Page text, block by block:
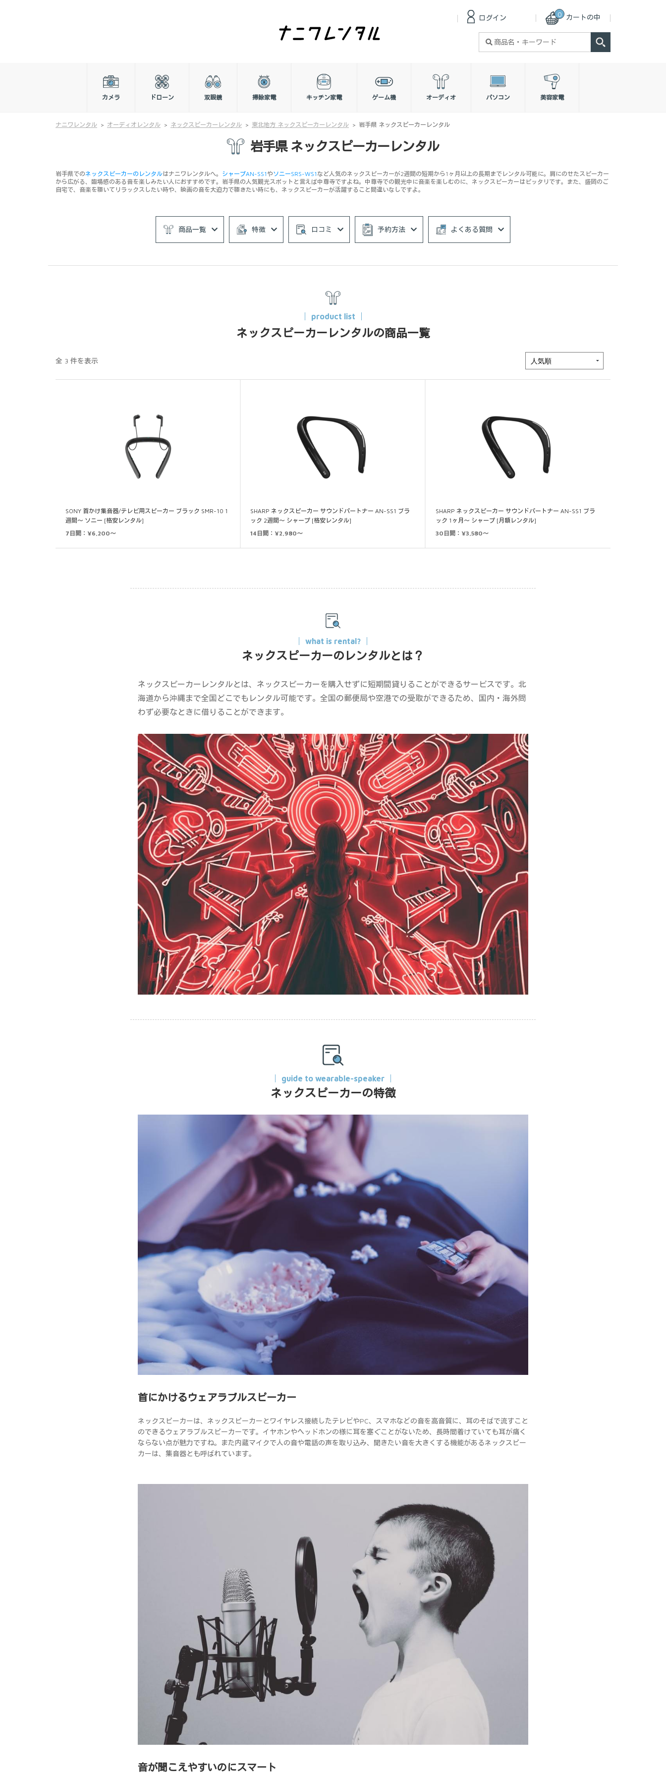
カートの中
0
ログイン
カメラ ドローン 双眼鏡 掃除家電 キッチン家電 ゲーム機 オーディオ パソコン 美容家電
ナニワレンタル オーディオレンタル ネックスピーカーレンタル 東北地方 ネックスピーカーレンタル 岩手県 ネックスピーカーレンタル
岩手県 ネックスピーカーレンタル
岩手県でのネックスピーカーのレンタルはナニワレンタルへ。 シャープAN-SS1やソニーSRS-WS1 など人気のネックスピーカーが2週間の短期から1ヶ月以上の長期までレンタル可能に。肩にのせたスピーカー
から広がる、臨場感のある音を楽しみたい人におすすめです。岩手県の人気観光スポットと言えば中尊寺ですよね。中尊寺での観光中に音楽を楽しむのに、ネックスピーカーはピッタリです。また、盛岡のご
自宅で、音楽を聴いてリラックスしたい時や、映画の音を大迫力で聴きたい時にも、ネックスピーカーが活躍すること間違いなしですよ。
商品一覧 特徴 口コミ 予約方法 よくある質問
product list
ネックスピーカーレンタルの商品一覧
全 3 件を表示
SONY 首かけ集音器/テレビ用スピーカー ブラック SMR-10 1
週間～ ソニー [格安レンタル]
7日間：¥6,200～
SHARP ネックスピーカー サウンドパートナー AN-SS1 ブラ
ック 2週間～ シャープ [格安レンタル]
14日間：¥2,980～
SHARP ネックスピーカー サウンドパートナー AN-SS1 ブラ
ック 1ヶ月～ シャープ [月額レンタル]
30日間：¥3,580～
what is rental?
ネックスピーカーのレンタルとは？
ネックスピーカーレンタルとは、ネックスピーカーを購入せずに短期間貸りることができるサービスです。北
海道から沖縄まで全国どこでもレンタル可能です。全国の郵便局や空港での受取ができるため、国内・海外問
わず必要なときに借りることができます。
guide to wearable-speaker
ネックスピーカーの特徴
首にかけるウェアラブルスピーカー
ネックスピーカーは、ネックスピーカーとワイヤレス接続したテレビやPC、スマホなどの音を高音質に、耳のそばで流すこと
のできるウェアラブルスピーカーです。イヤホンやヘッドホンの様に耳を塞ぐことがないため、長時間着けていても耳が痛く
ならない点が魅力ですね。また内蔵マイクで人の音や電話の声を取り込み、聞きたい音を大きくする機能があるネックスピー
カーは、集音器とも呼ばれています。
音が聞こえやすいのにスマート